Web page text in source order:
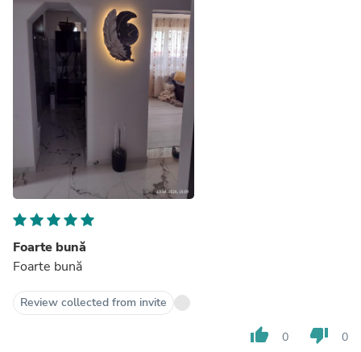
Foarte bună
Foarte bună
Review collected from invite
thumb_up 0 thumb_down 0